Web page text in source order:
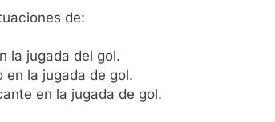
de:
la jugada del gol.
en la jugada de gol.
en la jugada de gol.